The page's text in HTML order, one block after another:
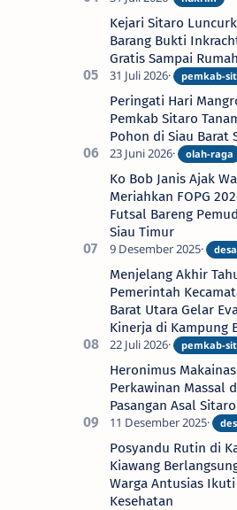
Kejari Sitaro
Barang Bukti
Gratis Sampai Rumah
Peringati Hari
Pemkab Sitaro
Pohon di Siau Barat
Ko Bob Janis Ajak
Meriahkan FOPG
Futsal Bareng
Siau Timur
Menjelang Akhir
Pemerintah
Barat Utara Gelar
Kinerja di Kampung
Heronimus
Perkawinan Massal
Pasangan Asal
Posyandu Rutin di
Kiawang
Warga Antusias
Kesehatan